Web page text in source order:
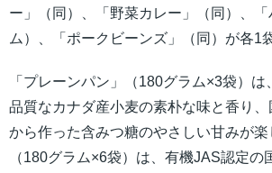
ー」（同）、「野菜カレー」（同）、
ム）、「ポークビーンズ」（同）が各1袋
「プレーンパン」（180グラム×3袋）
品質なカナダ産小麦の素朴な味と香り
から作った含みつ糖のやさしい甘みが楽
（180グラム×6袋）は、有機JAS認定の